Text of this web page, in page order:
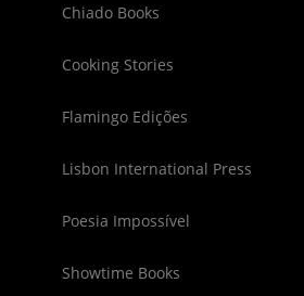
Chiado Books
Cooking Stories
Flamingo Edições
Lisbon International Press
Poesia Impossível
Showtime Books